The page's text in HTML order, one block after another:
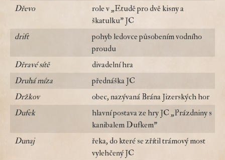
Dřevo
role v „Etudě pro dvě kisny a
škatulku" JC
drift
pohyb ledovce působením vodního
proudu
Dřravé sítě
divadelní hra
Druhá míza
přednáška JC
Držkov
obec, nazývaná Brána Jizerských hor
Dufek
hlavní postava ze hry JC „Prázdniny s
kanibalem Dufkem"
Dunaj
řeka, do které se zřítil trámový most
vylehčený JC